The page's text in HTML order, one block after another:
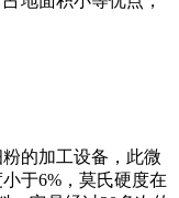
的加工设备，此微
于6%，莫氏硬度在